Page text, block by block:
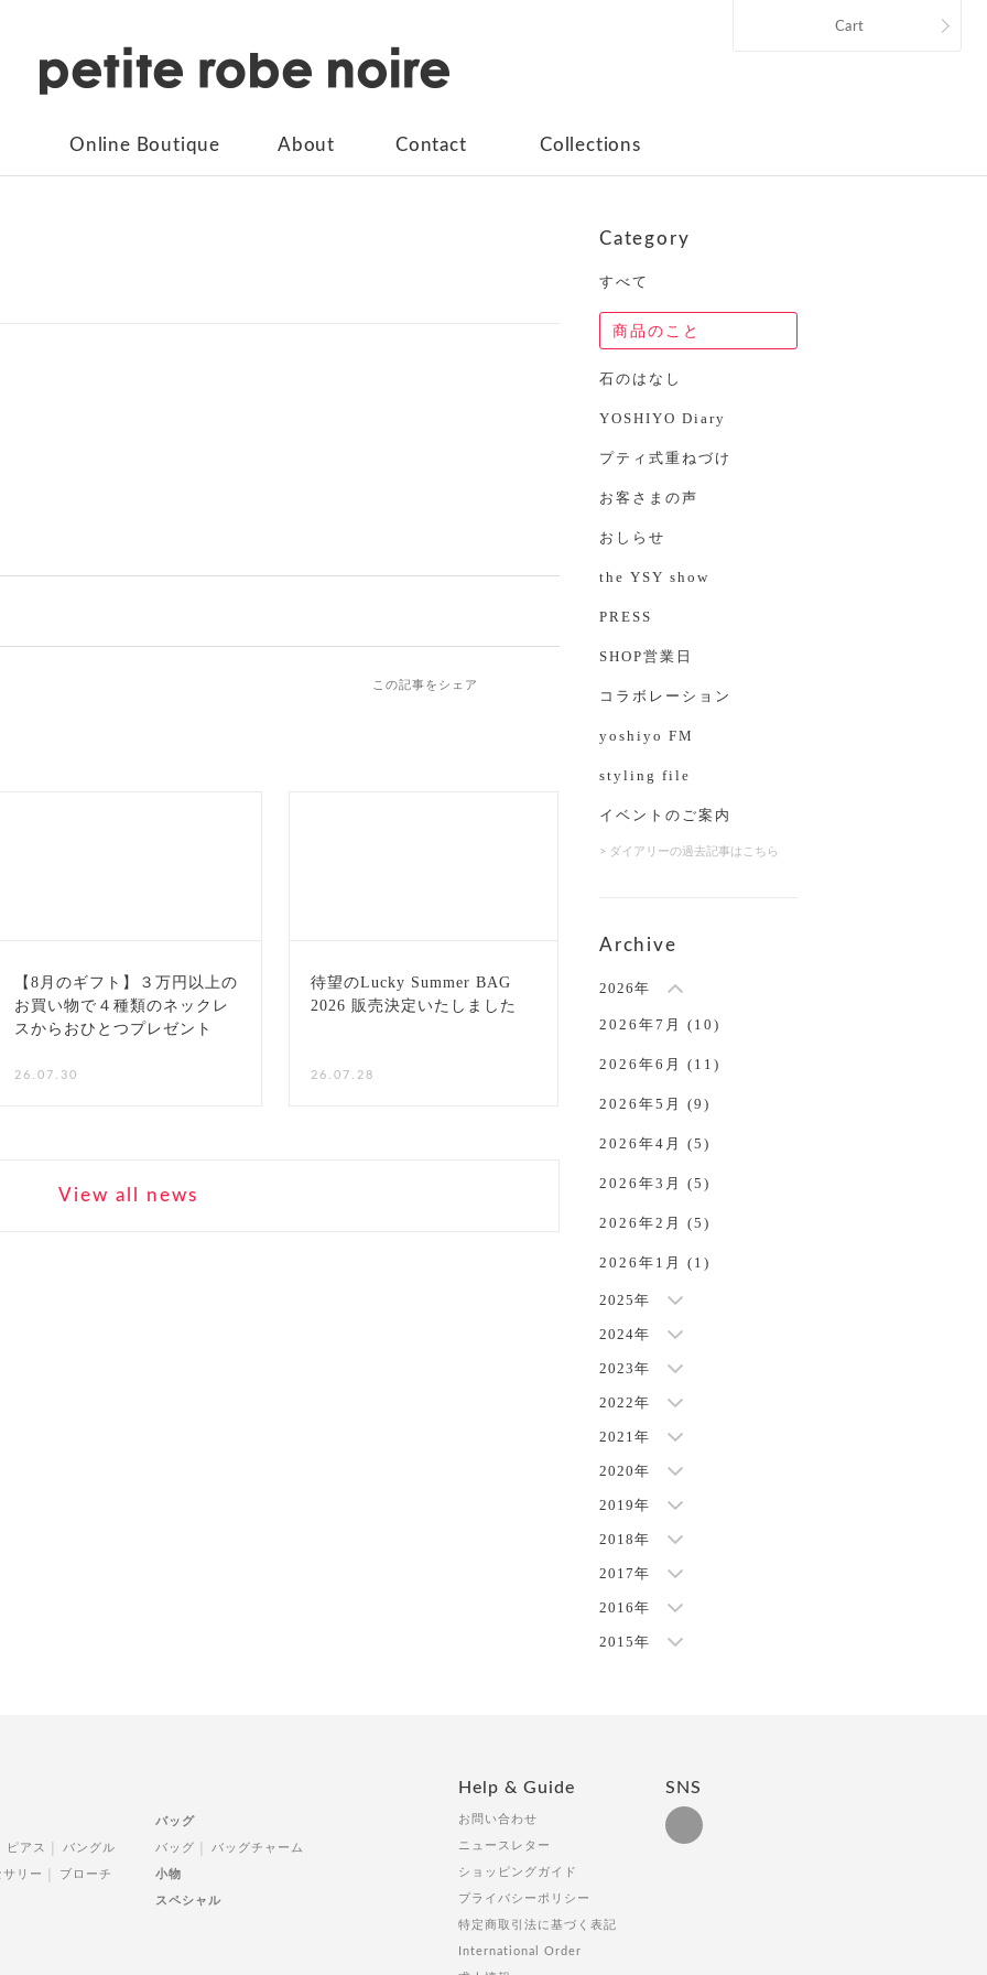
Online Boutique About Contact Collections
Cart
この記事をシェア
【8月のギフト】３万円以上の
お買い物で４種類のネックレ
スからおひとつプレゼント
26.07.30
待望のLucky Summer BAG
2026 販売決定いたしました
26.07.28
View all news
Category
すべて
商品のこと
石のはなし
YOSHIYO Diary
プティ式重ねづけ
お客さまの声
おしらせ
the YSY show
PRESS
SHOP営業日
コラボレーション
yoshiyo FM
styling file
イベントのご案内
> ダイアリーの過去記事はこちら
Archive
2026年
2026年7月 (10)
2026年6月 (11)
2026年5月 (9)
2026年4月 (5)
2026年3月 (5)
2026年2月 (5)
2026年1月 (1)
2025年
2024年
2023年
2022年
2021年
2020年
2019年
2018年
2017年
2016年
2015年
ピアス バングル
リー ブローチ
バッグ
バッグ バッグチャーム
小物
スペシャル
Help & Guide
お問い合わせ
ニュースレター
ショッピングガイド
プライバシーポリシー
特定商取引法に基づく表記
International Order
SNS